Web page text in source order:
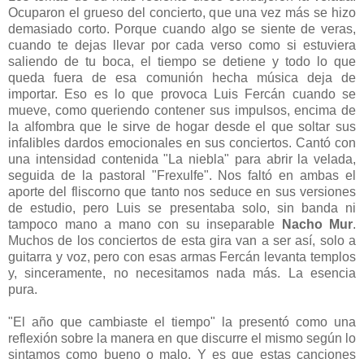
Ocuparon el grueso del concierto, que una vez más se hizo
demasiado corto. Porque cuando algo se siente de veras,
cuando te dejas llevar por cada verso como si estuviera
saliendo de tu boca, el tiempo se detiene y todo lo que
queda fuera de esa comunión hecha música deja de
importar. Eso es lo que provoca Luis Fercán cuando se
mueve, como queriendo contener sus impulsos, encima de
la alfombra que le sirve de hogar desde el que soltar sus
infalibles dardos emocionales en sus conciertos. Cantó con
una intensidad contenida "La niebla" para abrir la velada,
seguida de la pastoral "Frexulfe". Nos faltó en ambas el
aporte del fliscorno que tanto nos seduce en sus versiones
de estudio, pero Luis se presentaba solo, sin banda ni
tampoco mano a mano con su inseparable
Nacho Mur.
Muchos de los conciertos de esta gira van a ser así, solo a
guitarra y voz, pero con esas armas Fercán levanta templos
y, sinceramente, no necesitamos nada más. La esencia
pura.
"El año que cambiaste el tiempo" la presentó como una
reflexión sobre la manera en que discurre el mismo según lo
sintamos como bueno o malo. Y es que estas canciones